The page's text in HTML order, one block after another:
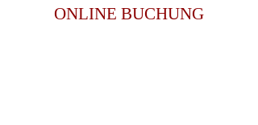
ONLINE BUCHUNG